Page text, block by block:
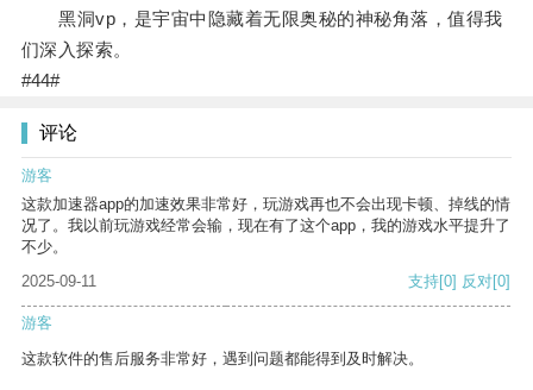
黑洞vp，是宇宙中隐藏着无限奥秘的神秘角落，值得我
们深入探索。
#44#
评论
游客
这款加速器app的加速效果非常好，玩游戏再也不会出现卡顿、掉线的情
况了。我以前玩游戏经常会输，现在有了这个app，我的游戏水平提升了
不少。
2025-09-11
支持[0] 反对[0]
游客
这款软件的售后服务非常好，遇到问题都能得到及时解决。